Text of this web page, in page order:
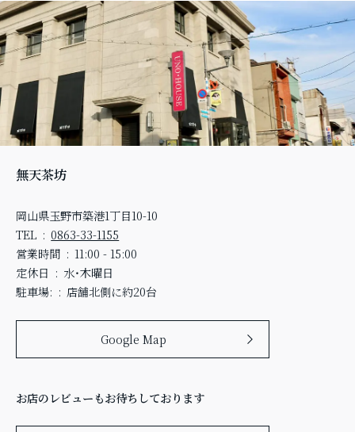
無天茶坊
岡山県玉野市築港1丁目10-10
TEL
0863-33-1155
営業時間
11:00 - 15:00
定休日
水・木曜日
駐車場:
店舗北側に約20台
Google Map
お店のレビューもお待ちしております